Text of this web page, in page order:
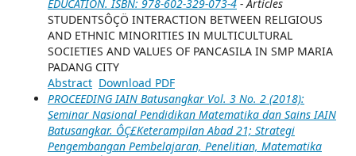
EDUCATION. ISBN: 978-602-329-073-4 - Articles
STUDENTSÔÇÖ INTERACTION BETWEEN RELIGIOUS
AND ETHNIC MINORITIES IN MULTICULTURAL
SOCIETIES AND VALUES OF PANCASILA IN SMP MARIA
PADANG CITY
Abstract Download PDF
PROCEEDING IAIN Batusangkar Vol. 3 No. 2 (2018):
Seminar Nasional Pendidikan Matematika dan Sains IAIN
Batusangkar. ÔÇ£Keterampilan Abad 21; Strategi
Pengembangan Pembelajaran, Penelitian, Matematika